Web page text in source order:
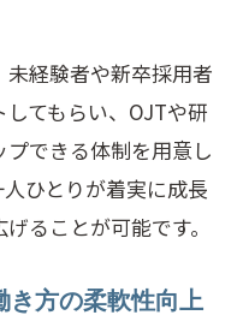
経験者や新卒採用者
てもらい、OJTや研
できる体制を用意し
ひとりが着実に成長
ることが可能です。
き方の柔軟性向上